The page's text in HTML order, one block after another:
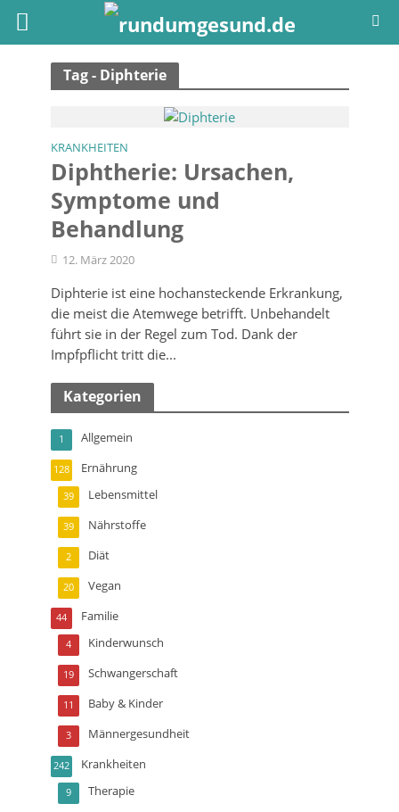
Tag - Diphterie
KRANKHEITEN
Diphtherie: Ursachen,
Symptome und
Behandlung
12. März 2020
Diphterie ist eine hochansteckende Erkrankung,
die meist die Atemwege betrifft. Unbehandelt
führt sie in der Regel zum Tod. Dank der
Impfpflicht tritt die...
Kategorien
Allgemein
1
Ernährung
128
Lebensmittel
39
Nährstoffe
39
Diät
2
Vegan
20
Familie
44
Kinderwunsch
4
Schwangerschaft
19
Baby & Kinder
11
Männergesundheit
3
Krankheiten
242
Therapie
9